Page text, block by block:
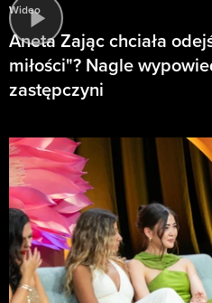
Wideo
Aneta Zając chciała
miłości"? Nagle
zastępczyni